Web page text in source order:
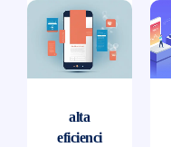
alta
eficienci